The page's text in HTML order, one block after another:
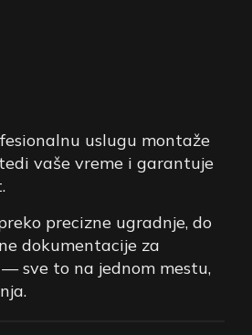
MONTAŽA
uslugu montaže
vaše vreme i garantuje
precizne ugradnje, do
dokumentacije za
sve to na jednom mestu,